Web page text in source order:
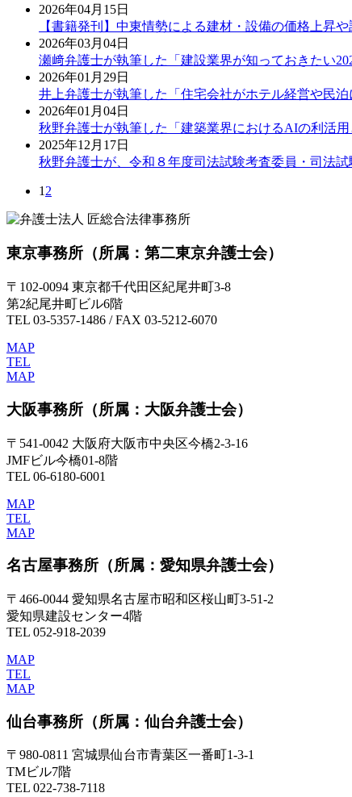
2026年04月15日
【書籍発刊】中東情勢による建材・設備の価格上昇
2026年03月04日
瀬﨑弁護士が執筆した「建設業界が知っておきたい
2026年01月29日
井上弁護士が執筆した「住宅会社がホテル経営や民
2026年01月04日
秋野弁護士が執筆した「建築業界におけるAIの利活
2025年12月17日
秋野弁護士が、令和８年度司法試験考査委員・司法
1 2
東京事務所 （所属：第二東京弁護士会）
〒102-0094 東京都千代田区紀尾井町3-8
第2紀尾井町ビル6階
TEL 03-5357-1486 / FAX 03-5212-6070
MAP
TEL
MAP
大阪事務所 （所属：大阪弁護士会）
〒541-0042 大阪府大阪市中央区今橋2-3-16
JMFビル今橋01-8階
TEL 06-6180-6001
MAP
TEL
MAP
名古屋事務所 （所属：愛知県弁護士会）
〒466-0044 愛知県名古屋市昭和区桜山町3-51-2
愛知県建設センター4階
TEL 052-918-2039
MAP
TEL
MAP
仙台事務所 （所属：仙台弁護士会）
〒980-0811 宮城県仙台市青葉区一番町1-3-1
TMビル7階
TEL 022-738-7118